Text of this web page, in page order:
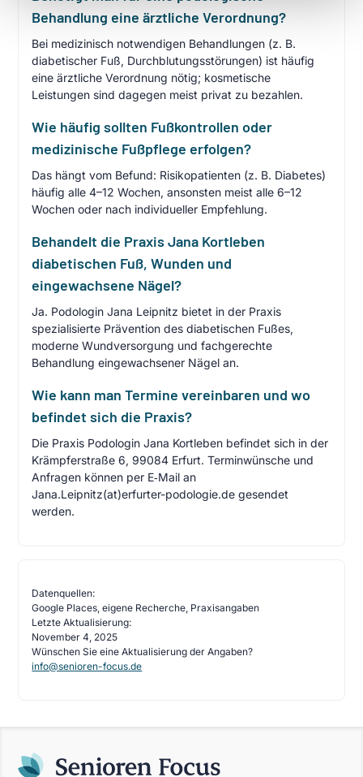
Behandlung eine ärztliche Verordnung?
Bei medizinisch notwendigen Behandlungen (z. B.
diabetischer Fuß, Durchblutungsstörungen) ist häufig
eine ärztliche Verordnung nötig; kosmetische
Leistungen sind dagegen meist privat zu bezahlen.
Wie häufig sollten Fußkontrollen oder
medizinische Fußpflege erfolgen?
Das hängt vom Befund: Risikopatienten (z. B. Diabetes)
häufig alle 4–12 Wochen, ansonsten meist alle 6–12
Wochen oder nach individueller Empfehlung.
Behandelt die Praxis Jana Kortleben
diabetischen Fuß, Wunden und
eingewachsene Nägel?
Ja. Podologin Jana Leipnitz bietet in der Praxis
spezialisierte Prävention des diabetischen Fußes,
moderne Wundversorgung und fachgerechte
Behandlung eingewachsener Nägel an.
Wie kann man Termine vereinbaren und wo
befindet sich die Praxis?
Die Praxis Podologin Jana Kortleben befindet sich in der
Krämpferstraße 6, 99084 Erfurt. Terminwünsche und
Anfragen können per E‑Mail an
Jana.Leipnitz(at)erfurter-podologie.de gesendet
werden.
Datenquellen:
Google Places, eigene Recherche, Praxisangaben
Letzte Aktualisierung:
November 4, 2025
Wünschen Sie eine Aktualisierung der Angaben?
info@senioren-focus.de